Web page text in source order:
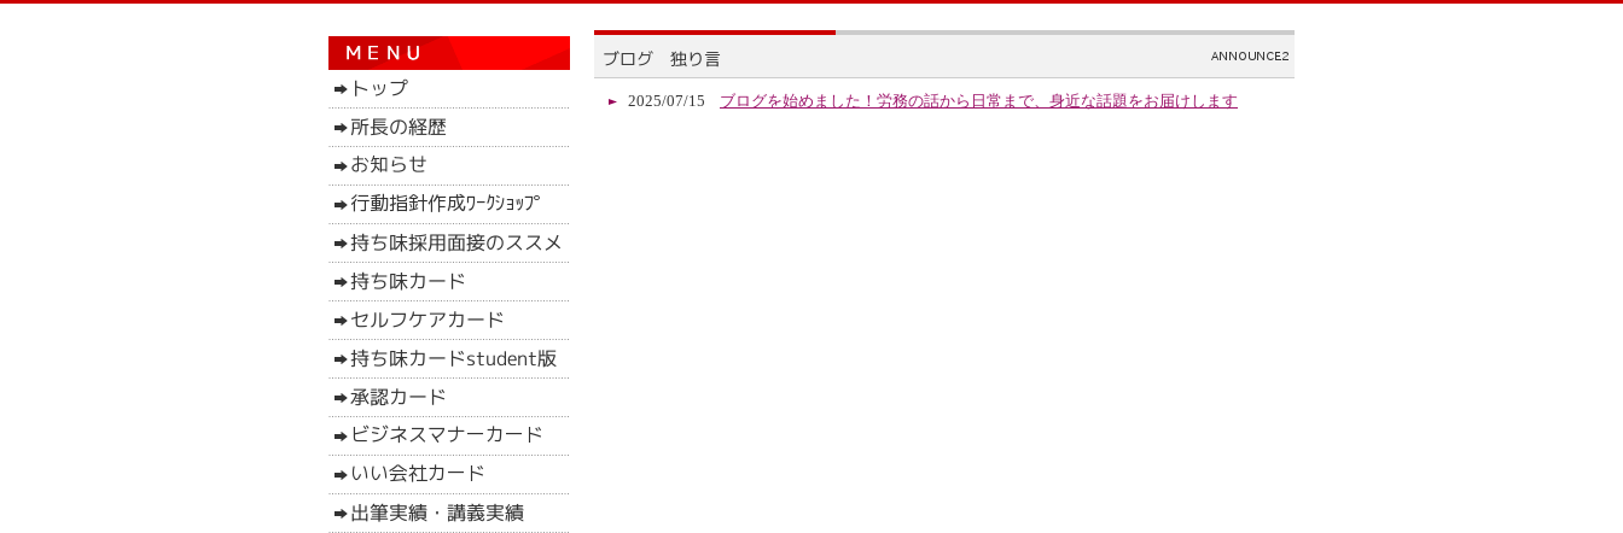
2025/07/15 ブログを始めました！労務の話から日常まで、身近な話題をお届けします